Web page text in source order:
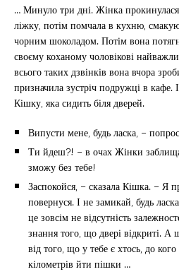
… Минуло три дні. Жінка
ліжку, потім помчала в кухню,
чорним шоколадом. Потім вона
своєму коханому чоловікові
всього таких дзвінків вона вчора
призначила зустріч подружці в кафе.
Кішку, яка сидить біля дверей.
Випусти мене, будь ласка, –
Ти йдеш?! – в очах Жінки
зможу без тебе!
Заспокойся, – сказала Кішка. – Я
повернуся. І не замикай, будь
це зовсім не відсутність
знання того, що двері відкриті. А
від того, що у тебе є хтось, до
кілометрів йти пішки …